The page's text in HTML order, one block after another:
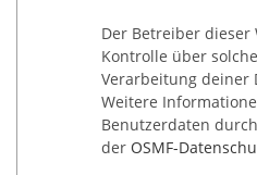
Der Betreiber dieser
Kontrolle über
Verarbeitung deiner
Weitere
Benutzerdaten
der OSMF-